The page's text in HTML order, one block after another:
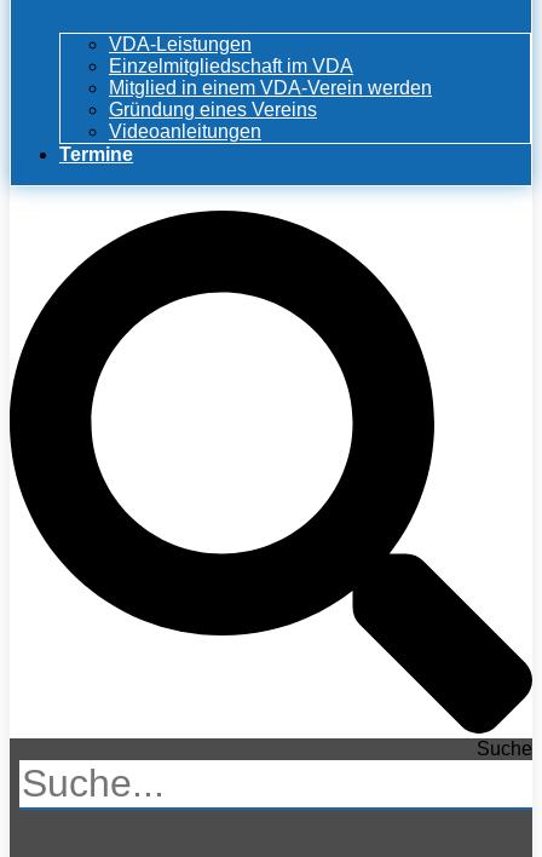
VDA-Leistungen
Einzelmitgliedschaft im VDA
Mitglied in einem VDA-Verein werden
Gründung eines Vereins
Videoanleitungen
Termine
Suche